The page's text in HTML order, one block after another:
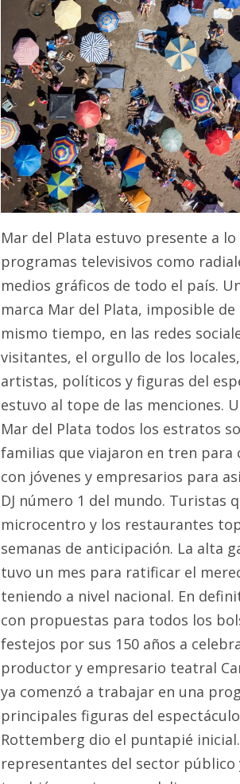
Mar del Plata estuvo presente a
programas televisivos como
medios gráficos de todo el país.
marca Mar del Plata, imposible
mismo tiempo, en las redes
visitantes, el orgullo de los
artistas, políticos y figuras del
estuvo al tope de las menciones.
Mar del Plata todos los estratos
familias que viajaron en tren para
con jóvenes y empresarios para
DJ número 1 del mundo. Turistas
microcentro y los restaurantes
semanas de anticipación. La alta
tuvo un mes para ratificar el
teniendo a nivel nacional. En
con propuestas para todos los
festejos por sus 150 años a
productor y empresario teatral
ya comenzó a trabajar en una
principales figuras del
Rottemberg dio el puntapié
representantes del sector